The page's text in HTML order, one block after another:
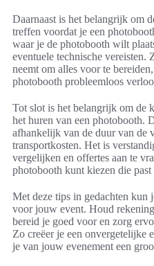
Daarnaast is het belangrijk om
treffen voordat je een
waar je de photobooth wilt
eventuele technische
neemt om alles voor te
photobooth probleemloos
Tot slot is het belangrijk om de
het huren van een photobooth.
afhankelijk van de duur van de
transportkosten. Het is
vergelijken en offertes aan te
photobooth kunt kiezen die
Met deze tips in gedachten kun
voor jouw event. Houd
bereid je goed voor en zorg
Zo creëer je een onvergetelijke
je van jouw evenement een